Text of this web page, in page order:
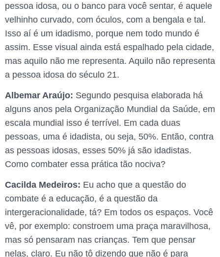
pessoa idosa, ou o banco para você sentar, é aquele
velhinho curvado, com óculos, com a bengala e tal.
Isso aí é um idadismo, porque nem todo mundo é
assim. Esse visual ainda está espalhado pela cidade,
mas aquilo não me representa. Aquilo não representa
a pessoa idosa do século 21.
Albemar Araújo: Segundo pesquisa elaborada há
alguns anos pela Organização Mundial da Saúde, em
escala mundial isso é terrível. Em cada duas
pessoas, uma é idadista, ou seja, 50%. Então, contra
as pessoas idosas, esses 50% já são idadistas.
Como combater essa prática tão nociva?
Cacilda Medeiros: Eu acho que a questão do
combate é a educação, é a questão da
intergeracionalidade, tá? Em todos os espaços. Você
vê, por exemplo: constroem uma praça maravilhosa,
mas só pensaram nas crianças. Tem que pensar
nelas, claro. Eu não tô dizendo que não é para